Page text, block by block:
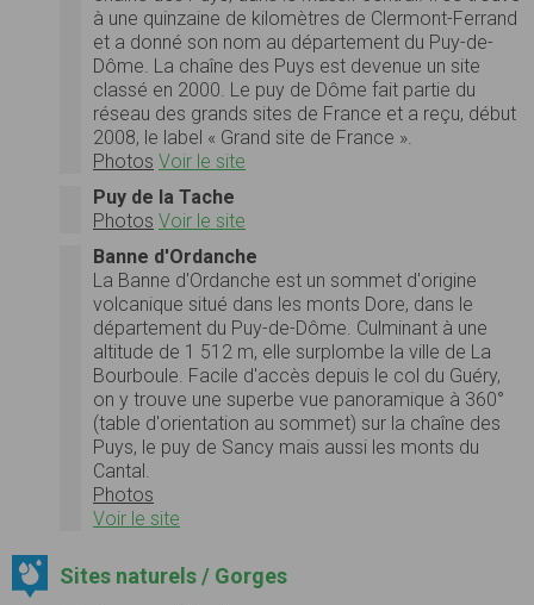
à une quinzaine de kilomètres de Clermont-Ferrand
et a donné son nom au département du Puy-de-
Dôme. La chaîne des Puys est devenue un site
classé en 2000. Le puy de Dôme fait partie du
réseau des grands sites de France et a reçu, début
2008, le label « Grand site de France ».
Photos Voir le site
Puy de la Tache
Photos Voir le site
Banne d'Ordanche
La Banne d'Ordanche est un sommet d'origine
volcanique situé dans les monts Dore, dans le
département du Puy-de-Dôme. Culminant à une
altitude de 1 512 m, elle surplombe la ville de La
Bourboule. Facile d'accès depuis le col du Guéry,
on y trouve une superbe vue panoramique à 360°
(table d'orientation au sommet) sur la chaîne des
Puys, le puy de Sancy mais aussi les monts du
Cantal.
Photos
Voir le site
Sites naturels / Gorges